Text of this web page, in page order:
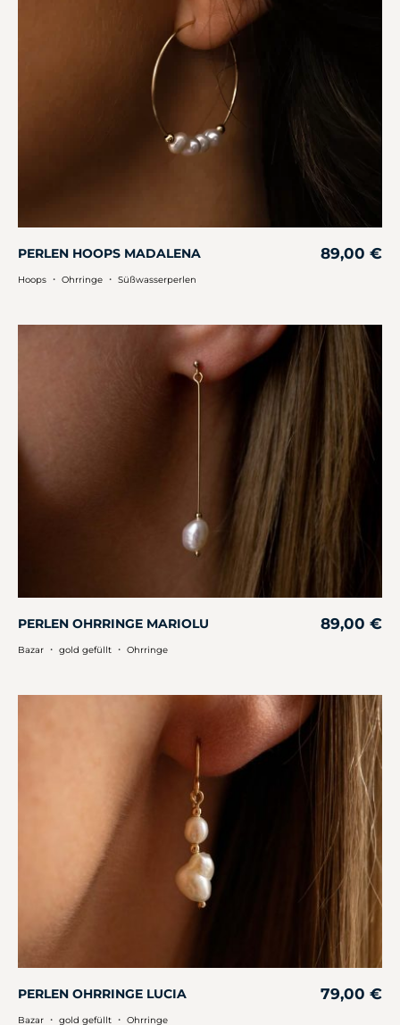
PERLEN HOOPS MADALENA 89,00 €
Hoops ・ Ohrringe ・ Süßwasserperlen
PERLEN OHRRINGE MARIOLU 89,00 €
Bazar ・ gold gefüllt ・ Ohrringe
PERLEN OHRRINGE LUCIA 79,00 €
Bazar ・ gold gefüllt ・ Ohrringe